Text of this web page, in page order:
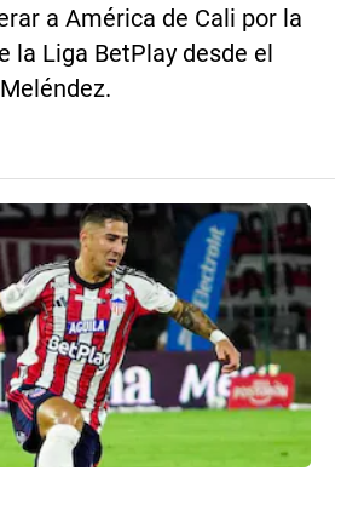
a América de Cali por la
la Liga BetPlay desde el